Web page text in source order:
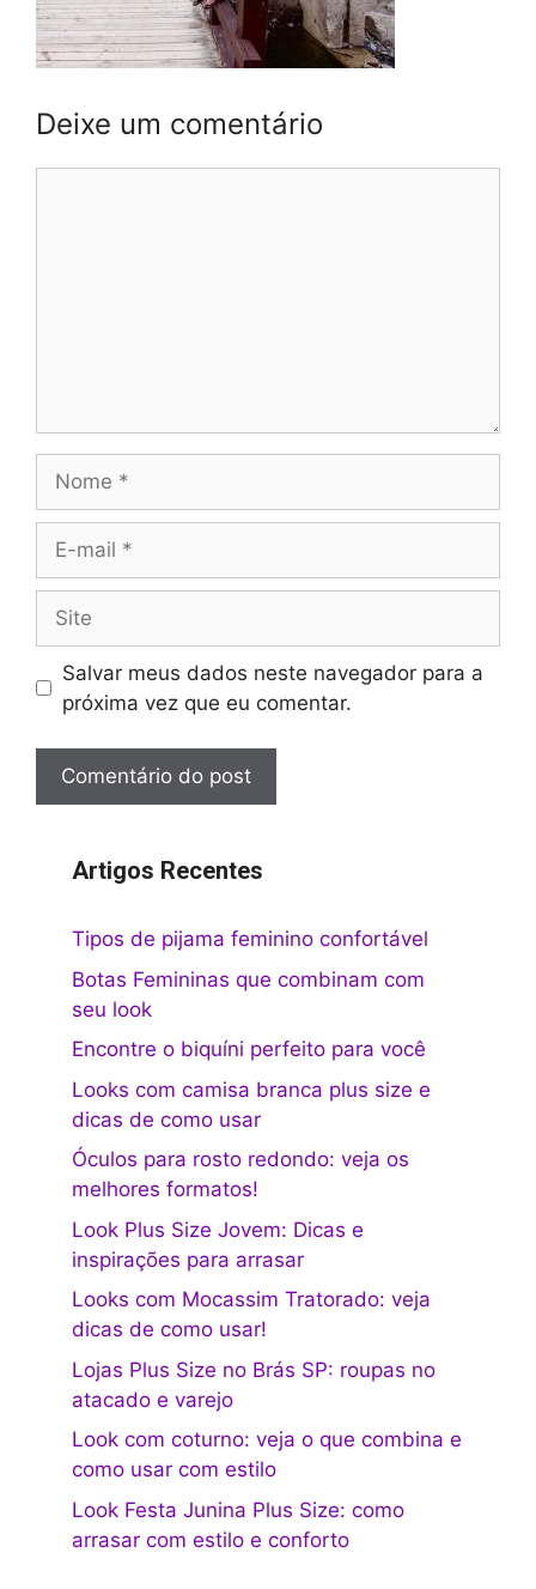
Deixe um comentário
mail
Salvar meus dados neste navegador para a
próxima vez que eu comentar.
Artigos Recentes
Tipos de pijama feminino confortável
Botas Femininas que combinam com
seu look
Encontre o biquíni perfeito para você
Looks com camisa branca plus size e
dicas de como usar
Óculos para rosto redondo: veja os
melhores formatos!
Look Plus Size Jovem: Dicas e
inspirações para arrasar
Looks com Mocassim Tratorado: veja
dicas de como usar!
Lojas Plus Size no Brás SP: roupas no
atacado e varejo
Look com coturno: veja o que combina e
como usar com estilo
Look Festa Junina Plus Size: como
arrasar com estilo e conforto